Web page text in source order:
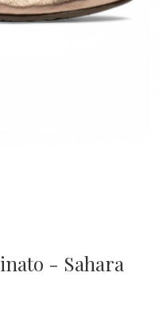
- Sahara